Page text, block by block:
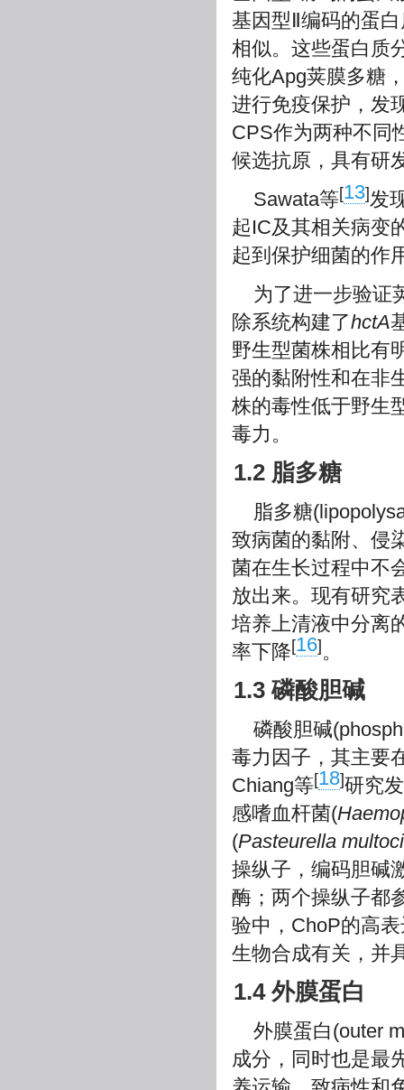
基因型Ⅱ编码的蛋
相似。这些蛋白质
纯化Apg荚膜多糖
进行免疫保护，发
CPS作为两种不同
候选抗原，具有研
Sawata等[13]发
起IC及其相关病变
起到保护细菌的作
为了进一步验证
除系统构建了hctA
野生型菌株相比有
强的黏附性和在非
株的毒性低于野生
毒力。
1.2 脂多糖
脂多糖
致病菌的黏附、侵
菌在生长过程中不
放出来。现有研究
培养上清液中分离
率下降[16]。
1.3 磷酸胆碱
磷酸胆碱
毒力因子，其主要
Chiang等[18]研究
感嗜血杆菌(
(Pasteurella
操纵子，编码胆碱
酶；两个操纵子都
验中，ChoP的高
生物合成有关，并
1.4 外膜蛋白
外膜蛋白(outer
成分，同时也是最